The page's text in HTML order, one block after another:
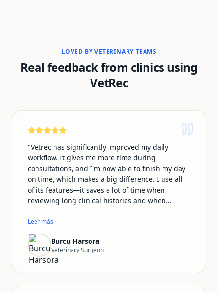
LOVED BY VETERINARY TEAMS
Real feedback from clinics using
VetRec
"Vetrec has significantly improved my daily
workflow. It gives me more time during
consultations, and I'm now able to finish my day
on time, which makes a big difference. I use all
of its features—it saves a lot of time when
reviewing long clinical histories and when
look much more professional with Vetrec, and I
no longer feel distracted worrying about
documentation during consultations. This allows
me to focus fully on my patients. The team is also
very supportive and responsive. I speak Turkish,
and many of my clients do as well, so being able
to communicate and document in our native
Leer más
Burcu Harsora
Veterinary Surgeon